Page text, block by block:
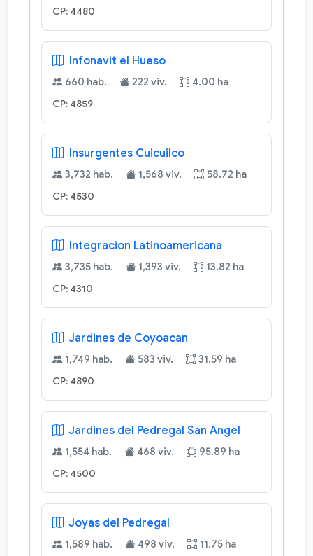
CP: 4480
Infonavit el Hueso
660 hab. 222 viv. 4.00 ha
CP: 4859
Insurgentes Cuicuilco
3,732 hab. 1,568 viv. 58.72 ha
CP: 4530
Integracion Latinoamericana
3,735 hab. 1,393 viv. 13.82 ha
CP: 4310
Jardines de Coyoacan
1,749 hab. 583 viv. 31.59 ha
CP: 4890
Jardines del Pedregal San Angel
1,554 hab. 468 viv. 95.89 ha
CP: 4500
Joyas del Pedregal
1,589 hab. 498 viv. 11.75 ha